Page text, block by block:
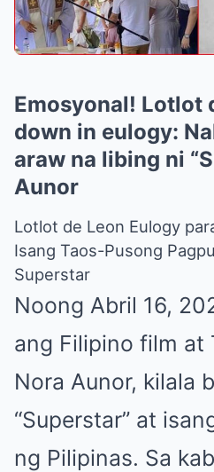
Emosyonal! Lotlot
down in eulogy:
araw na libing ni
Aunor
Lotlot de Leon Eulogy
Isang Taos-Pusong
Superstar
Noong Abril 16,
ang Filipino film at
Nora Aunor, kilala
“Superstar” at
ng Pilipinas. Sa